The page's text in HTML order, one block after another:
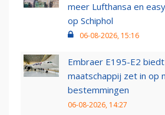
meer Lufthansa en
op Schiphol
06-08-2026, 15:16
Embraer E195-E2 biedt
maatschappij zet in op
bestemmingen
06-08-2026, 14:27